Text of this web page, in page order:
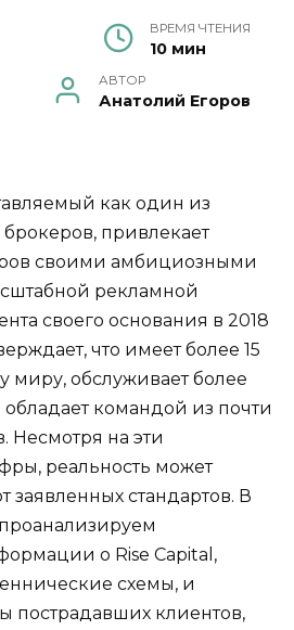
ВРЕМЯ ЧТЕНИЯ
10 мин
АВТОР
Анатолий Егоров
как один из
привлекает
своими амбициозными
рекламной
своего основания в 2018
что имеет более 15
миру, обслуживает более
командой из почти
Несмотря на эти
реальность может
заявленных стандартов. В
о Rise Capital,
схемы, и
пострадавших клиентов,